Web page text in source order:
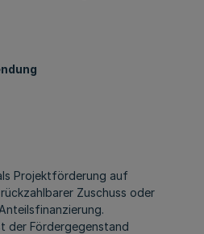
Projektförderung auf
Zuschuss oder
der Fördergegenstand